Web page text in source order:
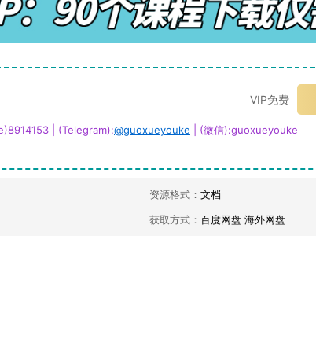
VIP免费
| (Telegram):@guoxueyouke | (微信):guoxueyouke
资源格式： 文档
获取方式： 百度网盘 海外网盘